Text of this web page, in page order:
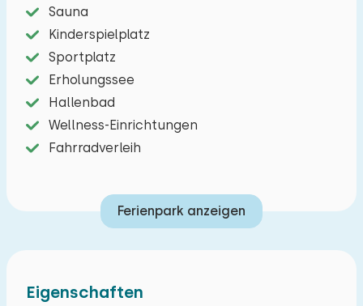
Erdgeschoss befindet sich ein Schlafzimmer mit
zwei Einzelbetten und das Badezimmer mit einer
begehbaren Dusche und einem Waschbecken.
Es gibt eine separate Toilette. In der ersten
Etage befinden sich zwei weitere Schlafzimmer
mit zwei Einzelbetten. Die Fenstertüren des
Wohnzimmers führen in den Garten mit einer
Bevorzugte Buchung (siehe Präferenz):
Eigenschaften
Sauna
Kinderspielplatz
Sportplatz
Erholungssee
Hallenbad
Wellness-Einrichtungen
Fahrradverleih
Ferienpark anzeigen